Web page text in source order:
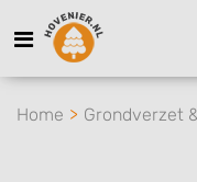
Home Grondverzet